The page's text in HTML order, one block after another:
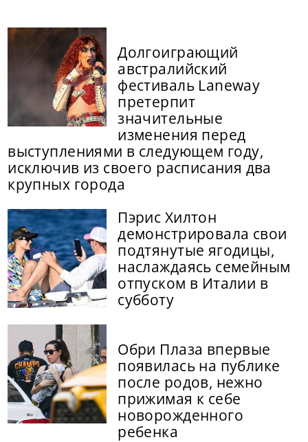
Долгоиграющий
австралийский
фестиваль Laneway
претерпит
значительные
изменения перед
выступлениями в следующем году,
исключив из своего расписания два
крупных города
Пэрис Хилтон
демонстрировала свои
подтянутые ягодицы,
наслаждаясь семейным
отпуском в Италии в
субботу
Обри Плаза впервые
появилась на публике
после родов, нежно
прижимая к себе
новорожденного
ребенка